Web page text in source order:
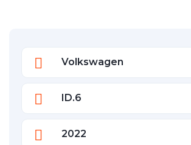
Volkswagen
ID.6
2022